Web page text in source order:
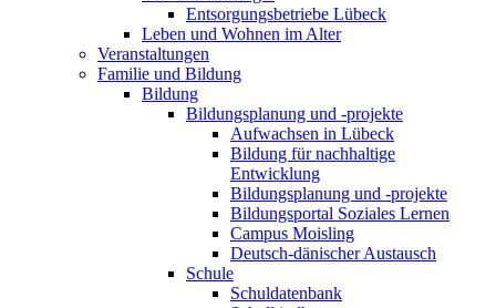
Entsorgungsbetriebe Lübeck
Leben und Wohnen im Alter
Veranstaltungen
Familie und Bildung
Bildung
Bildungsplanung und -projekte
Aufwachsen in Lübeck
Bildung für nachhaltige
Entwicklung
Bildungsplanung und -projekte
Bildungsportal Soziales Lernen
Campus Moisling
Deutsch-dänischer Austausch
Schule
Schuldatenbank